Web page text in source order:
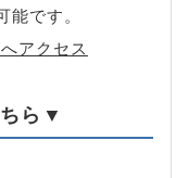
です。
アクセス
ら▼